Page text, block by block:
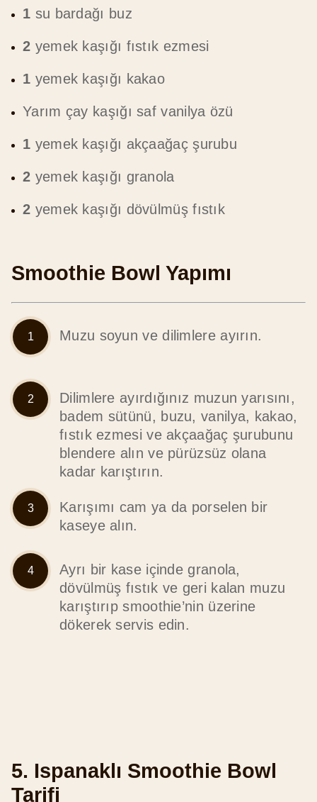
1 su bardağı buz
2 yemek kaşığı fıstık ezmesi
1 yemek kaşığı kakao
Yarım çay kaşığı saf vanilya özü
1 yemek kaşığı akçaağaç şurubu
2 yemek kaşığı granola
2 yemek kaşığı dövülmüş fıstık
Smoothie Bowl Yapımı
Muzu soyun ve dilimlere ayırın.
Dilimlere ayırdığınız muzun yarısını,
badem sütünü, buzu, vanilya, kakao,
fıstık ezmesi ve akçaağaç şurubunu
blendere alın ve pürüzsüz olana
kadar karıştırın.
Karışımı cam ya da porselen bir
kaseye alın.
Ayrı bir kase içinde granola,
dövülmüş fıstık ve geri kalan muzu
karıştırıp smoothie’nin üzerine
dökerek servis edin.
5. Ispanaklı Smoothie Bowl
Tarifi